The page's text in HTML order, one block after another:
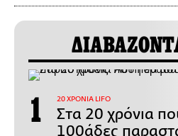
20 ΧΡΟΝΙΑ LIFO
Στα 20 χρόνια
100άδες